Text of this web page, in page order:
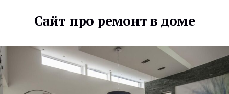
Сайт про ремонт в доме